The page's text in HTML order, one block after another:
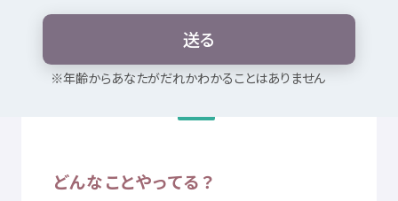
お気に入り
送る
※年齢からあなたがだれかわかることはありません
ジョブカフェあおもり（サテライト
） キャリアカウンセリ
ング
どんなことやってる？